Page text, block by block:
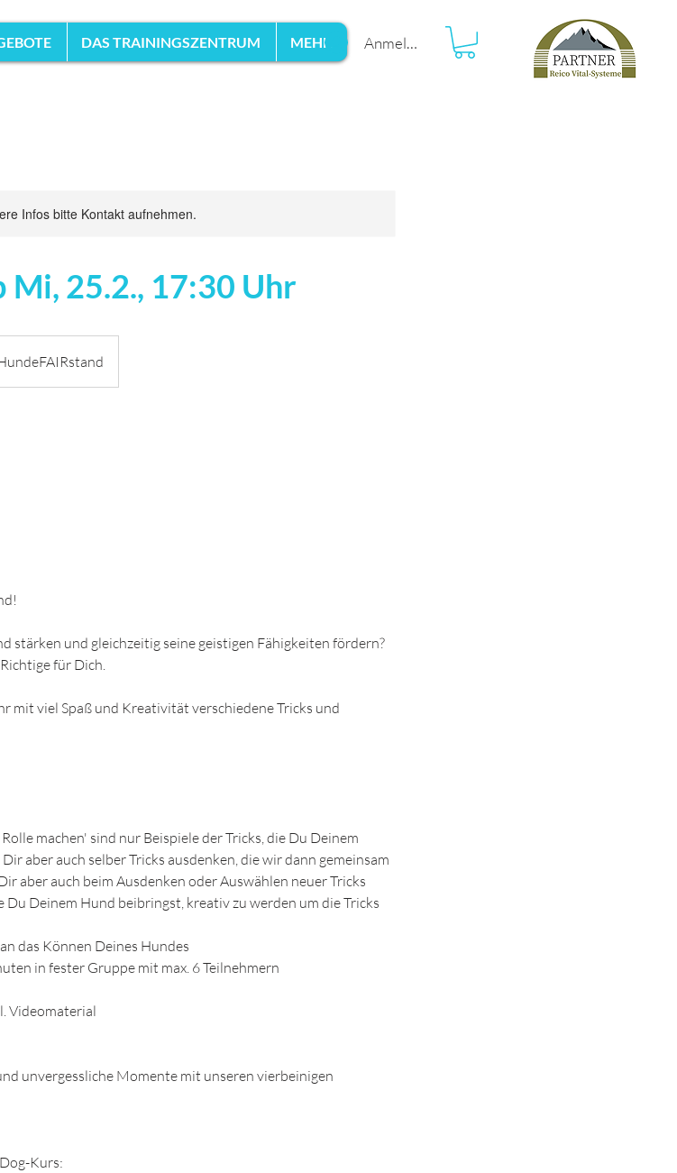
DAS TRAININGSZENTRUM MEHR Anmelden
Infos bitte Kontakt aufnehmen.
Mi, 25.2., 17:30 Uhr
stärken und gleichzeitig seine geistigen Fähigkeiten fördern?
für Dich.
mit viel Spaß und Kreativität verschiedene Tricks und
machen' sind nur Beispiele der Tricks, die Du Deinem
aber auch selber Tricks ausdenken, die wir dann gemeinsam
aber auch beim Ausdenken oder Auswählen neuer Tricks
Deinem Hund beibringst, kreativ zu werden um die Tricks
das Können Deines Hundes​​
in fester Gruppe mit max. 6 Teilnehmern
Videomaterial
unvergessliche Momente mit unseren vierbeinigen
Kurs: